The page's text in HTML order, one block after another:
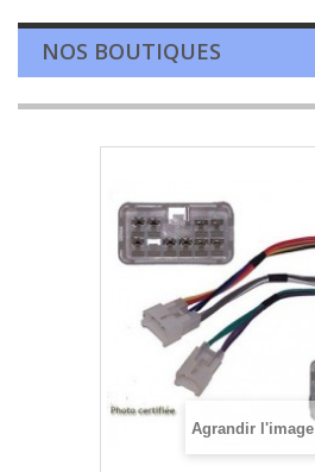
NOS BOUTIQUES
Agrandir l'image